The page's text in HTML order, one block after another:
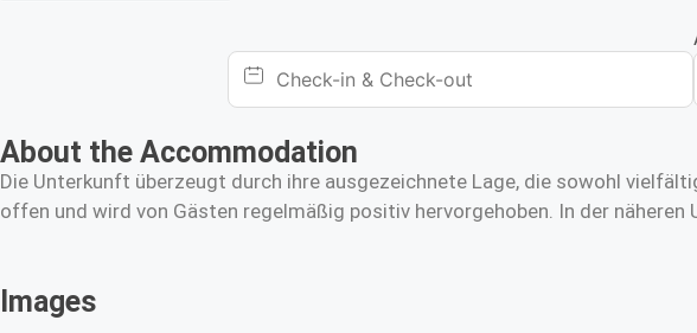
About the Accommodation
Die Unterkunft überzeugt durch ihre ausgezeichnete Lage, die sowohl
offen und wird von Gästen regelmäßig positiv hervorgehoben. In der
Images